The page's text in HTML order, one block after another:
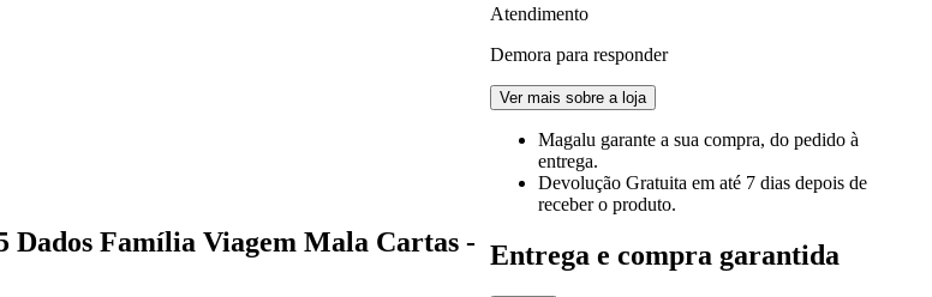
Dados Família Viagem Mala Cartas -
Atendimento
Demora para responder
Ver mais sobre a loja
Magalu garante a sua compra, do pedido à
entrega.
Devolução Gratuita em até 7 dias depois de
receber o produto.
Entrega e compra garantida